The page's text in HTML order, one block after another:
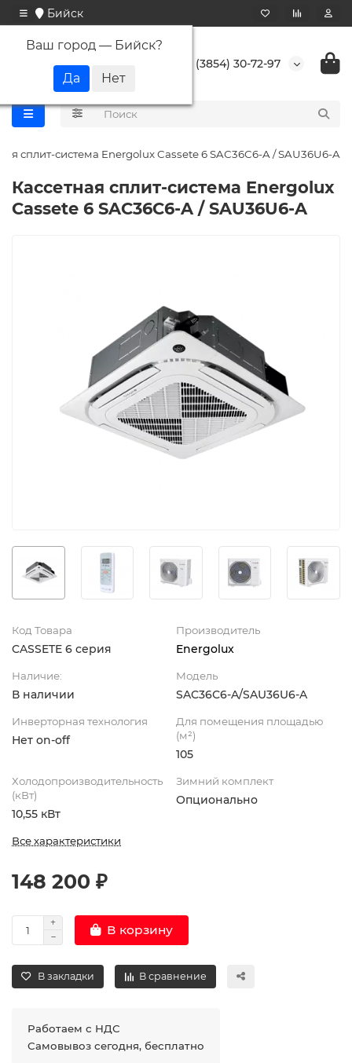
Бийск
Ваш город — Бийск?
+7 (3854) 30-72-97
сплит-система Energolux Cassete 6 SAС36С6-A / SAU36U6-A
Кассетная сплит-система Energolux
Cassete 6 SAС36С6-A / SAU36U6-A
Код Товара
CASSETE 6 серия
Производитель
Energolux
Наличие:
В наличии
Модель
SAC36С6-A/SAU36U6-A
Инверторная технология
Нет on-off
Для помещения площадью
(м²)
105
Холодопроизводительность
(кВт)
10,55 кВт
Зимний комплект
Опционально
Все характеристики
148 200 ₽
В корзину
В закладки В сравнение
Работаем с НДС
Самовывоз сегодня, бесплатно